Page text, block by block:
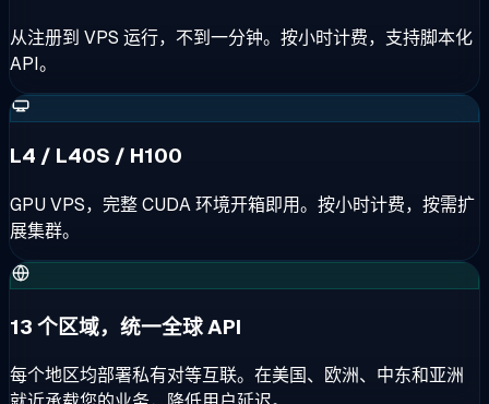
从注册到 VPS 运行，不到一分钟。按小时计费，支持脚本化
API。
L4 / L40S / H100
GPU VPS，完整 CUDA 环境开箱即用。按小时计费，按需扩
展集群。
13 个区域，统一全球 API
每个地区均部署私有对等互联。在美国、欧洲、中东和亚洲